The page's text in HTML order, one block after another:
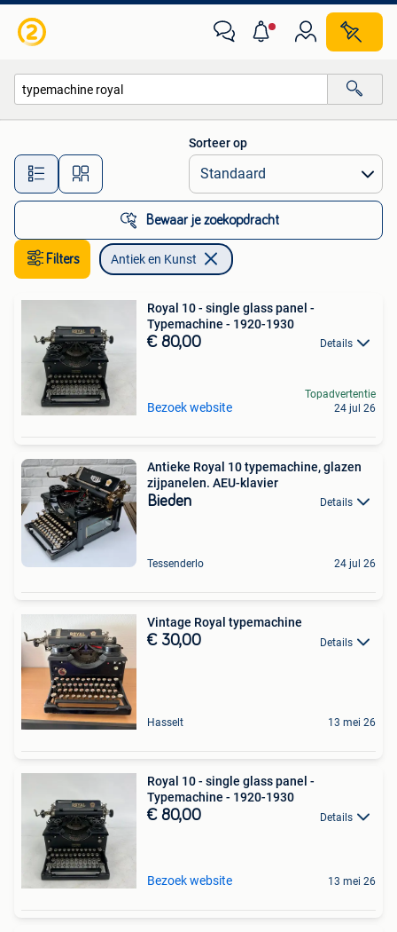
Alle afstanden…
Sorteer op
Bewaar je zoekopdracht
Filters Antiek en Kunst
Royal 10 - single glass panel -
Typemachine - 1920-1930
€ 80,00 Details
Bezoek website
Topadvertentie
24 jul 26
Antieke Royal 10 typemachine, glazen
zijpanelen. AEU-klavier
Bieden Details
Tessenderlo 24 jul 26
Vintage Royal typemachine
€ 30,00 Details
Hasselt 13 mei 26
Royal 10 - single glass panel -
Typemachine - 1920-1930
€ 80,00 Details
Bezoek website 13 mei 26